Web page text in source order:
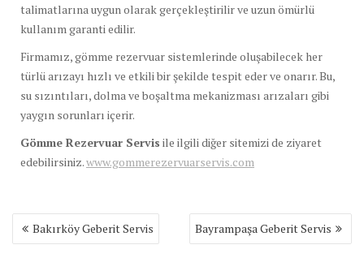
talimatlarına uygun olarak gerçekleştirilir ve uzun ömürlü
kullanım garanti edilir.
Firmamız, gömme rezervuar sistemlerinde oluşabilecek her
türlü arızayı hızlı ve etkili bir şekilde tespit eder ve onarır. Bu,
su sızıntıları, dolma ve boşaltma mekanizması arızaları gibi
yaygın sorunları içerir.
Gömme Rezervuar Servis ile ilgili diğer sitemizi de ziyaret
edebilirsiniz.www.gommerezervuarservis.com
Yazı
gezinmesi
Bakırköy Geberit Servis Bayrampaşa Geberit Servis